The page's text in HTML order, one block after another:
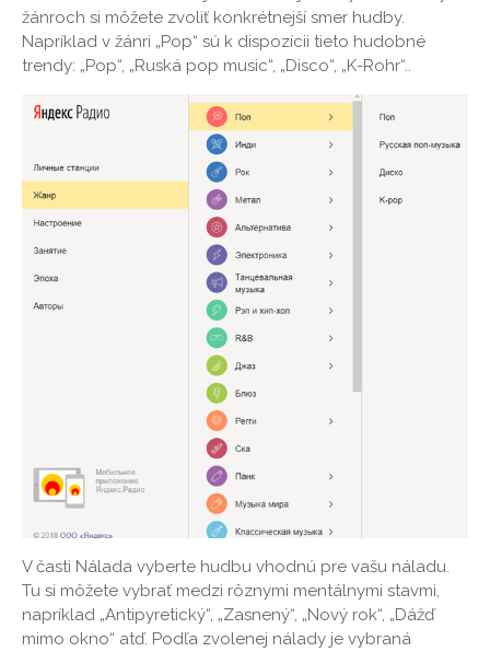
žánroch si môžete zvoliť konkrétnejší smer hudby.
Napríklad v žánri „Pop“ sú k dispozícii tieto hudobné
trendy: „Pop“, „Ruská pop music“, „Disco“, „K-Rohr“..
V časti Nálada vyberte hudbu vhodnú pre vašu náladu.
Tu si môžete vybrať medzi rôznymi mentálnymi stavmi,
napríklad „Antipyretický“, „Zasnený“, „Nový rok“, „Dážď
mimo okno“ atď. Podľa zvolenej nálady je vybraná